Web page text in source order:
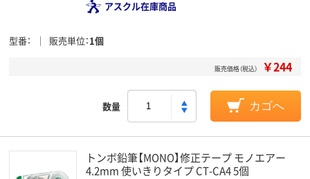
アスクル在庫商品
型番 販売単位 1個
販売価格（税込） ￥244
数量 カゴへ
トンボ鉛筆【MONO】修正テープ モノエアー
4.2mm 使いきりタイプ CT-CA4 5個